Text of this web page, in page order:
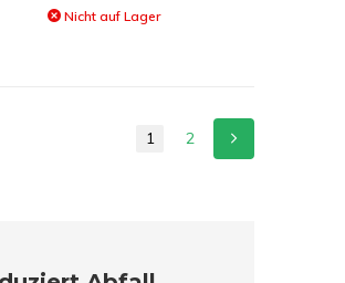
Nicht auf Lager
1 2